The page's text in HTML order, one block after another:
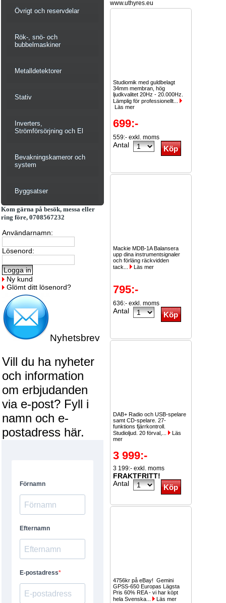
Övrigt och reservdelar
Rök-, snö- och
bubbelmaskiner
Metalldetektorer
Stativ
Inverters,
Strömförsörjning och El
Bevakningskameror och
system
Byggsatser
Kom gärna på besök, messa eller
ring före, 0708567232
Användarnamn:
Lösenord:
Ny kund
Glömt ditt lösenord?
Nyhetsbrev
Vill du ha nyheter
och information
om erbjudanden
via e-post? Fyll i
namn och e-
postadress här.
www.uthyres.eu
Studiomik med guldbelagt
34mm membran, hög
ljudkvalitet 20Hz - 20.000Hz.
Lämplig för professionellt...
Läs mer
699:-
559:- exkl. moms
Antal
Mackie MDB-1A Balansera
upp dina instrumentsignaler
och förläng räckvidden
tack...
Läs mer
795:-
636:- exkl. moms
Antal
DAB+ Radio och USB-spelare
samt CD-spelare. 27-
funktions fjärrkontroll.
Studioljud. 20 förval,...
Läs
mer
3 999:-
3 199:- exkl. moms
FRAKTFRITT!
Antal
4756kr på eBay! Gemini
GPSS-650 Europas Lägsta
Pris 60% REA - vi har köpt
hela Svenska...
Läs mer